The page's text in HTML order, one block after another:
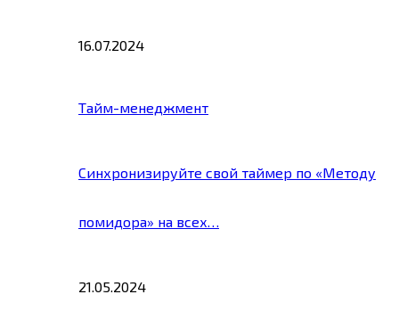
16.07.2024
Тайм-менеджмент
Синхронизируйте свой таймер по «Методу
помидора» на всех…
21.05.2024